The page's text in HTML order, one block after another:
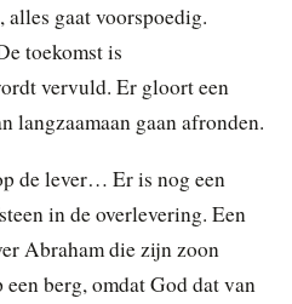
gaat voorspoedig.
toekomst is
vervuld. Er gloort een
langzaamaan gaan afronden.
de lever… Er is nog een
in de overlevering. Een
Abraham die zijn zoon
berg, omdat God dat van